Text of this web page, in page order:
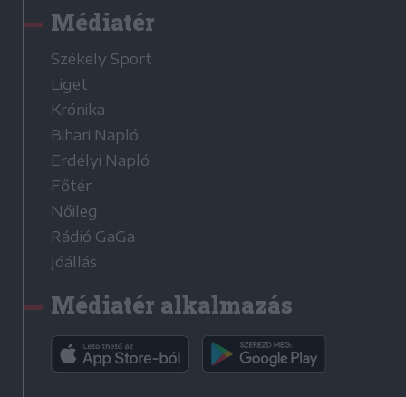
Médiatér
Székely Sport
Liget
Krónika
Bihari Napló
Erdélyi Napló
Főtér
Nőileg
Rádió GaGa
Jóállás
Médiatér alkalmazás